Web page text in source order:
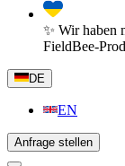
✨ Wir haben
FieldBee-
DE
EN
Anfrage stellen